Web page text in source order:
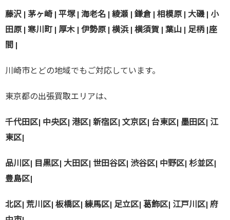
藤沢 | 茅ヶ崎 | 平塚 | 海老名 | 綾瀬 | 鎌倉 | 相模原 | 大磯 | 小
田原 | 寒川町 | 厚木 | 伊勢原 | 横浜 | 横須賀 | 葉山 | 足柄 |座
間 |
川崎市とどの地域でもご対応しています。
東京都の出張買取エリアは、
千代田区| 中央区| 港区| 新宿区| 文京区| 台東区| 墨田区| 江
東区|
品川区| 目黒区| 大田区| 世田谷区| 渋谷区| 中野区| 杉並区|
豊島区|
北区| 荒川区| 板橋区| 練馬区| 足立区| 葛飾区| 江戸川区| 府